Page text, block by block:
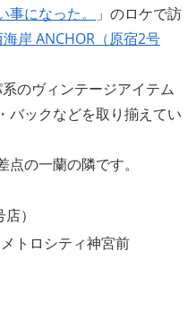
になった。
」のロケで訪
岸 ANCHOR（原宿2号
のヴィンテージアイテム
バックなどを取り揃えてい
の一蘭の隣です。
）
トロシティ神宮前